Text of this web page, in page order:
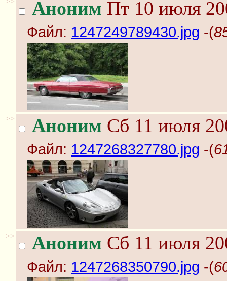
Аноним Пт 10 июля
Файл: 1247249789430.jpg -(
>> Аноним Сб 11 июля
Файл: 1247268327780.jpg -(
>> Аноним Сб 11 июля
Файл: 1247268350790.jpg -(